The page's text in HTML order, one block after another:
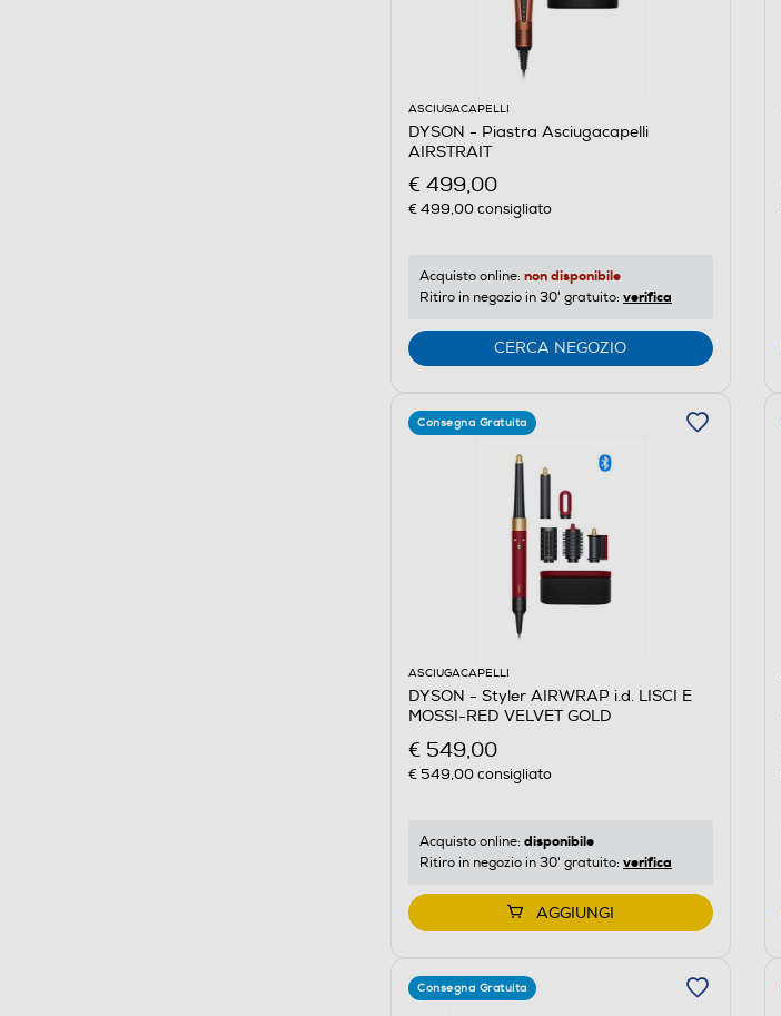
ASCIUGACAPELLI
DYSON - Piastra Asciugacapelli
AIRSTRAIT
€ 499,00
€ 499,00consigliato
Acquisto online: non disponibile
Ritiro in negozio in 30' gratuito: verifica
CERCA NEGOZIO
Consegna Gratuita
ASCIUGACAPELLI
DYSON - Styler AIRWRAP i.d. LISCI E
MOSSI-RED VELVET GOLD
€ 549,00
€ 549,00consigliato
Acquisto online: disponibile
Ritiro in negozio in 30' gratuito: verifica
AGGIUNGI
Consegna Gratuita